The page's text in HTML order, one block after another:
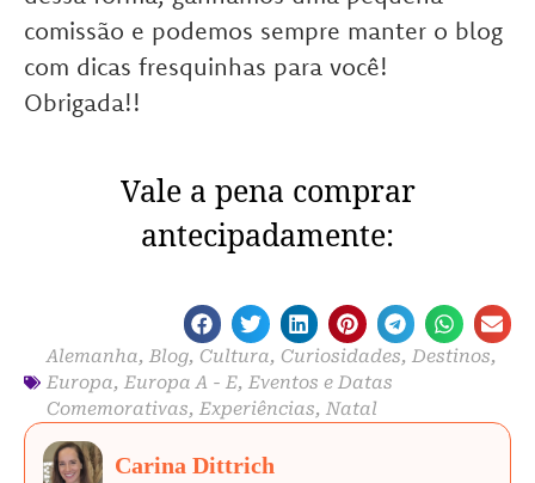
comissão e podemos sempre manter o blog
com dicas fresquinhas para você!
Obrigada!!
Vale a pena comprar
antecipadamente:
Alemanha, Blog, Cultura, Curiosidades, Destinos,
Europa, Europa A - E, Eventos e Datas
Comemorativas, Experiências, Natal
Carina Dittrich